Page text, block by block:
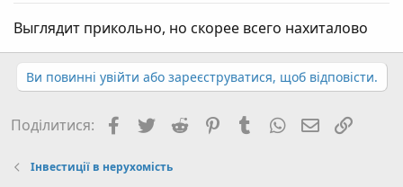
Выглядит прикольно, но скорее всего нахиталово
Ви повинні увійти або зареєструватися, щоб відповісти.
Поділитися: Facebook
TwitterReddit PinterestTumblrWhatsApp
E-mail
Інвестиції в нерухомість